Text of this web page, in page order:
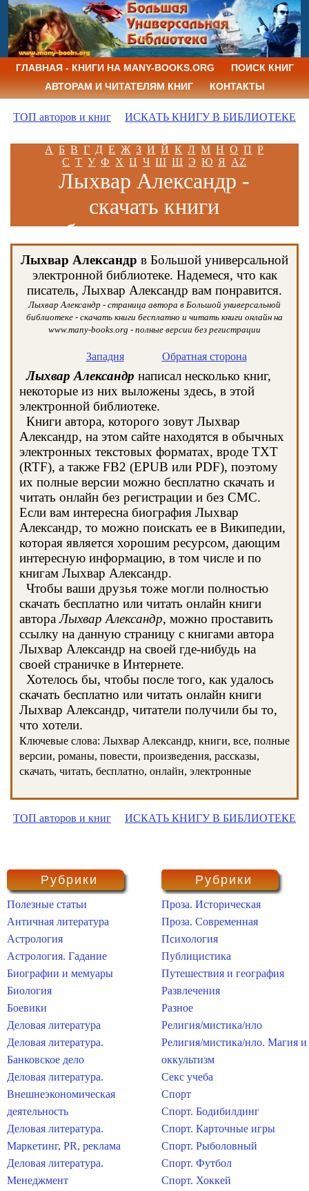
ГЛАВНАЯ - КНИГИ НА MANY-BOOKS.ORG
ПОИСК КНИГ
АВТОРАМ И ЧИТАТЕЛЯМ КНИГ
КОНТАКТЫ
ТОП авторов и книг ИСКАТЬ КНИГУ В БИБЛИОТЕКЕ
А Б В Г Д Е Ж З И Й К Л М Н О П Р
С Т У Ф Х Ц Ч Ш Щ Э Ю Я AZ
Лыхвар Александр -
скачать книги
бесплатно и читать
книги онлайн
Лыхвар Александр в Большой универсальной
электронной библиотеке. Надемеся, что как
писатель, Лыхвар Александр вам понравится.
Лыхвар Александр - страница автора в Большой универсальной
библиотеке - скачать книги бесплатно и читать книги онлайн на
www.many-books.org - полные версии без регистрации
Западня Обратная сторона
Лыхвар Александр написал несколько книг,
некоторые из них выложены здесь, в этой
электронной библиотеке.
Книги автора, которого зовут Лыхвар
Александр, на этом сайте находятся в обычных
электронных текстовых форматах, вроде TXT
(RTF), а также FB2 (EPUB или PDF), поэтому
их полные версии можно бесплатно скачать и
читать онлайн без регистрации и без СМС.
Если вам интересна биография Лыхвар
Александр, то можно поискать ее в Википедии,
которая является хорошим ресурсом, дающим
интересную информацию, в том числе и по
книгам Лыхвар Александр.
Чтобы ваши друзья тоже могли полностью
скачать бесплатно или читать онлайн книги
автораЛыхвар Александр, можно проставить
ссылку на данную страницу с книгами автора
Лыхвар Александр на своей где-нибудь на
своей страничке в Интернете.
Хотелось бы, чтобы после того, как удалось
скачать бесплатно или читать онлайн книги
Лыхвар Александр, читатели получили бы то,
что хотели.
Ключевые слова: Лыхвар Александр, книги, все, полные
версии, романы, повести, произведения, рассказы,
скачать, читать, бесплатно, онлайн, электронные
ТОП авторов и книг ИСКАТЬ КНИГУ В БИБЛИОТЕКЕ
Рубрики
Полезные статьи
Античная литература
Астрология
Астрология. Гадание
Биографии и мемуары
Биология
Боевики
Деловая литература
Деловая литература.
Банковское дело
Деловая литература.
Внешнеэкономическая
деятельность
Деловая литература.
Маркетинг, PR, реклама
Деловая литература.
Менеджмент
Рубрики
Проза. Историческая
Проза. Современная
Психология
Публицистика
Путешествия и география
Развлечения
Разное
Религия/мистика/нло
Религия/мистика/нло. Магия и
оккультизм
Секс учеба
Спорт
Спорт. Бодибилдинг
Спорт. Карточные игры
Спорт. Рыболовный
Спорт. Футбол
Спорт. Хоккей